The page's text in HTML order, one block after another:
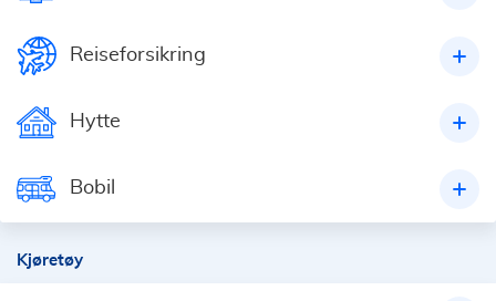
Reiseforsikring
Hytte
Bobil
Kjøretøy